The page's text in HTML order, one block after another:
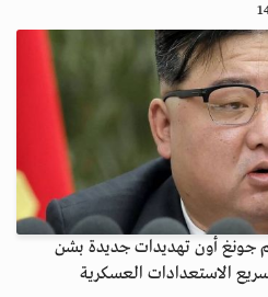
جونغ أون تهديدات جديدة بشن
الاستعدادات العسكرية